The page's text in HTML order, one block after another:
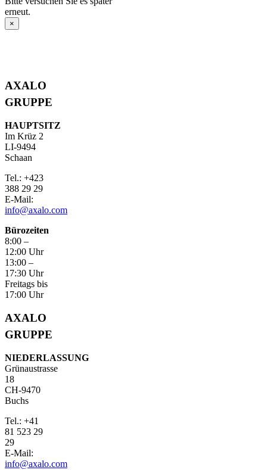
erneut.
×
AXALO
GRUPPE
HAUPTSITZ
Im Krüz 2
LI-9494
Schaan
Tel.: +423
388 29 29
E-Mail:
info@axalo.com
Bürozeiten
8:00 –
12:00 Uhr
13:00 –
17:30 Uhr
Freitags bis
17:00 Uhr
AXALO
GRUPPE
NIEDERLASSUNG
Grünaustrasse
18
CH-9470
Buchs
Tel.: +41
81 523 29
29
E-Mail:
info@axalo.com